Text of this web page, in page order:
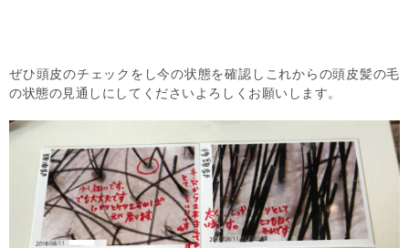
ぜひ頭皮のチェックをし今の状態を確認しこれからの頭皮髪の毛
の状態の見通しにしてくださいよろしくお願いします。